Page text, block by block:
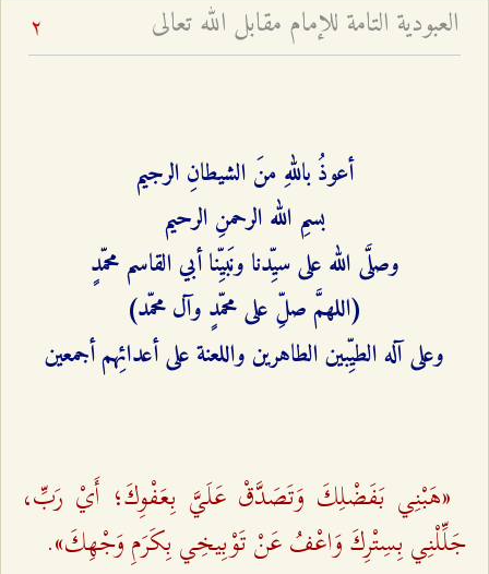
العبودية التامة للإمام مقابل الله تعالى 2
أعوذُ باللهِ منَ الشيطانِ الرجيم
بسمِ الله الرحمنِ الرحيم
وصلَّى الله على سيِّدنا ونَبيِّنا أبي القاسم محمّدٍ
(اللهمَّ صلِّ على محمّدٍ وآل محمّد)
وعلى آله الطيِّبين الطاهرين واللعنة على أعدائِهم أجمعين
«هَبْنِي بَفَضْلِكَ وَتَصَدَّقْ عَلَيَّ بِعَفْوِكَ؛ أَيْ رَبِّ،
جَلِّلْنِي بِسِتْرِكَ وَاعْفُ عَنْ تَوْبِيخِي بِكَرَمِ وَجْهِكَ».